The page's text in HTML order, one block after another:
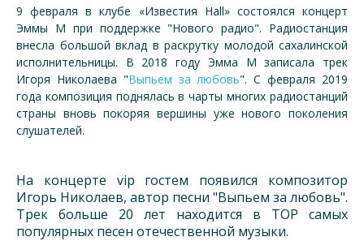
9 февраля в клубе «Известия Hall» состоялся концерт
Эммы М при поддержке "Нового радио". Радиостанция
внесла большой вклад в раскрутку молодой сахалинской
исполнительницы. В 2018 году Эмма М записала трек
Игоря Николаева "Выпьем за любовь". С февраля 2019
года композиция поднялась в чарты многих радиостанций
страны вновь покоряя вершины уже нового поколения
слушателей.
На концерте vip гостем появился композитор
Игорь Николаев, автор песни "Выпьем за любовь".
Трек больше 20 лет находится в TOP самых
популярных песен отечественной музыки.